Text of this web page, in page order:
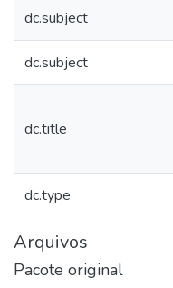
dc.subject
dc.subject
dc.title
dc.type
Arquivos
Pacote original